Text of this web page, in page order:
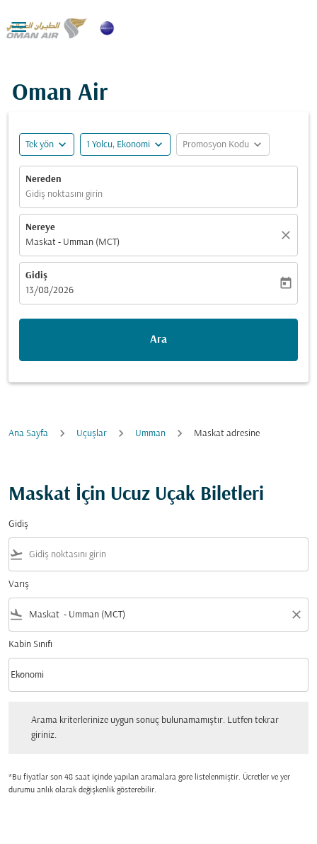

Oman Air
Tek yön expand_more 1 Yolcu, Ekonomi expand_more Promosyon Kodu expand_more
Nereden
Gidiş noktasını girin
Nereye
Maskat - Umman (MCT)
close
Gidiş
fc-booking-departure-date-aria-label
13/08/2026
today
Ara
Ana Sayfa Uçuşlar Umman Maskat adresine
Maskat İçin Ucuz Uçak Biletleri
Gidiş
flight_takeoff
Varış
flight_land close
Kabin Sınıfı
Kabin Sınıfı option Ekonomi Selected
Ekonomi
keyboard_arrow_down
Arama kriterlerinize uygun sonuç bulunamamıştır. Lutfen tekrar
giriniz.
*Bu fiyatlar son 48 saat içinde yapılan aramalara gore listelenmiştir. Ücretler ve yer
durumu anlık olarak değişkenlik gösterebilir.